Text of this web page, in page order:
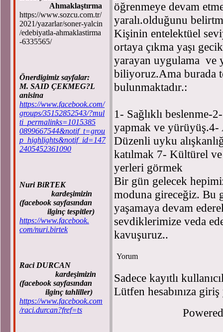
Ahmaklaştırma
https://www.sozcu.com.tr/
2021/yazarlar/soner-yalcin
/edebiyatla-ahmaklastirma
-6335565/
Önerdigimiz sayfalar:
M. SAID ÇEKMEG?L
anisina
https://www.facebook.com/
groups/35152852543/?mul
ti_permalinks=1015385
0899667544&notif_t=grou
p_highlights&notif_id=147
2405452361090
Nuri BiRTEK
kardeşimizin
(facebook sayfasından
ilginç tespitler)
https://www.facebook.
com/nuri.birtek
Raci DURCAN
kardeşimizin
(facebook sayfasından
ilginç tahliller)
https://www.facebook.com
/raci.durcan?fref=ts
öğrenmeye devam
yaralı.olduğunu
Kişinin entelektüel
ortaya çıkma yaşı
yarayan uygulama ve
biliyoruz.Ama burada
bulunmaktadır.:
1- Sağlıklı beslenme-
yapmak ve
Düzenli uyku
katılmak 7- Kültürel
yerleri görmek
Bir gün gelecek
moduna gireceğiz. Bu
yaşamaya devam
sevdiklerimize veda
kavuşuruz..
Yorum
Sadece kayıtlı
Lütfen hesabınıza